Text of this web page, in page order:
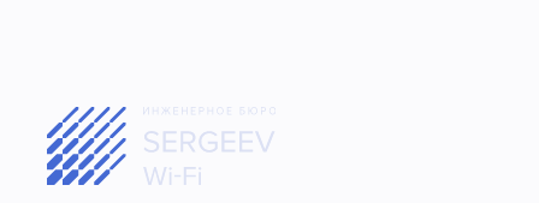
Москва, Василисы
Кожиной 14/6